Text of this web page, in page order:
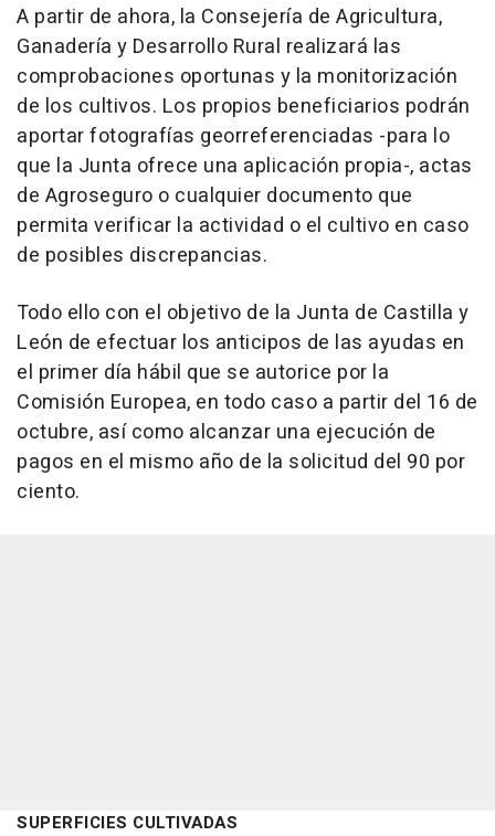
A partir de ahora, la Consejería de Agricultura,
Ganadería y Desarrollo Rural realizará las
comprobaciones oportunas y la monitorización
de los cultivos. Los propios beneficiarios podrán
aportar fotografías georreferenciadas -para lo
que la Junta ofrece una aplicación propia-, actas
de Agroseguro o cualquier documento que
permita verificar la actividad o el cultivo en caso
de posibles discrepancias.
Todo ello con el objetivo de la Junta de Castilla y
León de efectuar los anticipos de las ayudas en
el primer día hábil que se autorice por la
Comisión Europea, en todo caso a partir del 16 de
octubre, así como alcanzar una ejecución de
pagos en el mismo año de la solicitud del 90 por
ciento.
SUPERFICIES CULTIVADAS